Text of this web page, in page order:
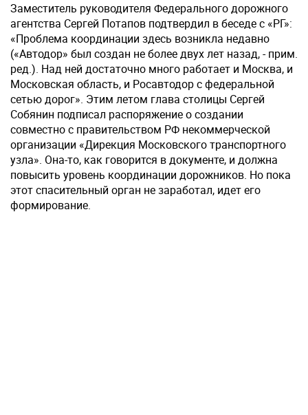
Заместитель руководителя Федерального дорожного
агентства Сергей Потапов подтвердил в беседе с «РГ»:
«Проблема координации здесь возникла недавно
(«Автодор» был создан не более двух лет назад, - прим.
ред.). Над ней достаточно много работает и Москва, и
Московская область, и Росавтодор с федеральной
сетью дорог». Этим летом глава столицы Сергей
Собянин подписал распоряжение о создании
совместно с правительством РФ некоммерческой
организации «Дирекция Московского транспортного
узла». Она-то, как говорится в документе, и должна
повысить уровень координации дорожников. Но пока
этот спасительный орган не заработал, идет его
формирование.